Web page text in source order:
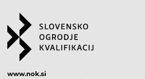
www.nok.si